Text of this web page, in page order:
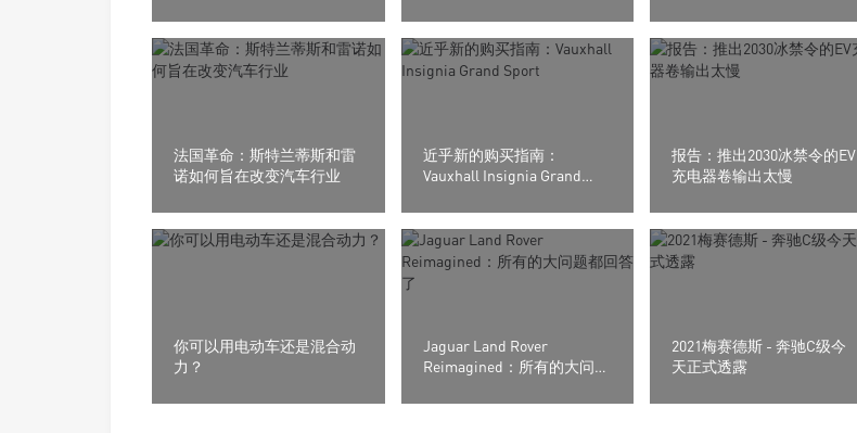
法国革命：斯特兰蒂斯和雷
诺如何旨在改变汽车行业
近乎新的购买指南：
Vauxhall Insignia Grand
报告：推出2030冰禁令的EV
充电器卷输出太慢
你可以用电动车还是混合动
力？
Jaguar Land Rover
Reimagined：所有的大问题
2021梅赛德斯 - 奔驰C级今
天正式透露